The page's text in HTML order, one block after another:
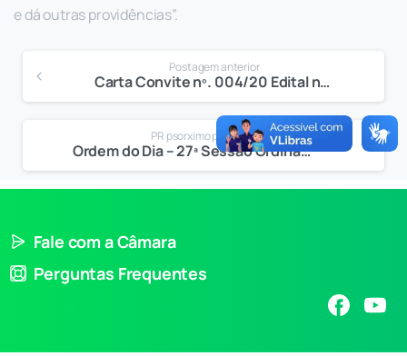
e dá outras providências”.
Postagem anterior
Carta Convite nº. 004/20 Edital nº. 004/20 Processo nº. 146/20
PR psorximo post
Ordem do Dia – 27ª Sessão Ordinária
Fale com a Câmara
Perguntas Frequentes